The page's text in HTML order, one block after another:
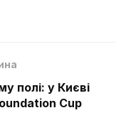
полі: у Києві
Cup